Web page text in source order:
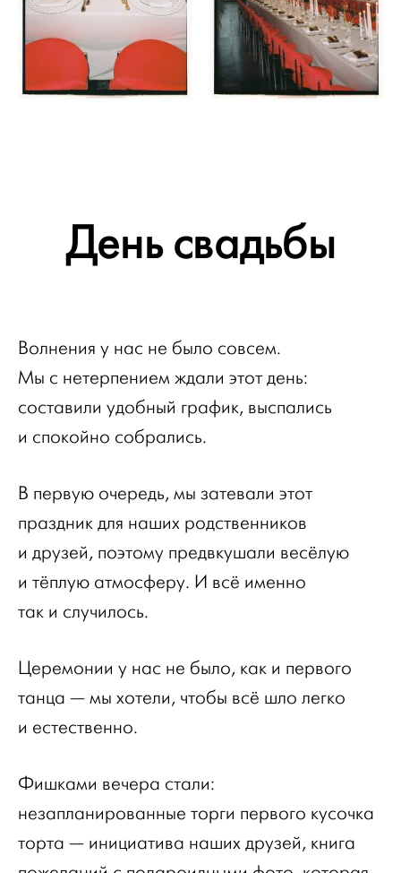
День свадьбы
Волнения у нас не было совсем.
Мы с нетерпением ждали этот день:
составили удобный график, выспались
и спокойно собрались.
В первую очередь, мы затевали этот
праздник для наших родственников
и друзей, поэтому предвкушали весёлую
и тёплую атмосферу. И всё именно
так и случилось.
Церемонии у нас не было, как и первого
танца — мы хотели, чтобы всё шло легко
и естественно.
Фишками вечера стали:
незапланированные торги первого кусочка
торта — инициатива наших друзей, книга